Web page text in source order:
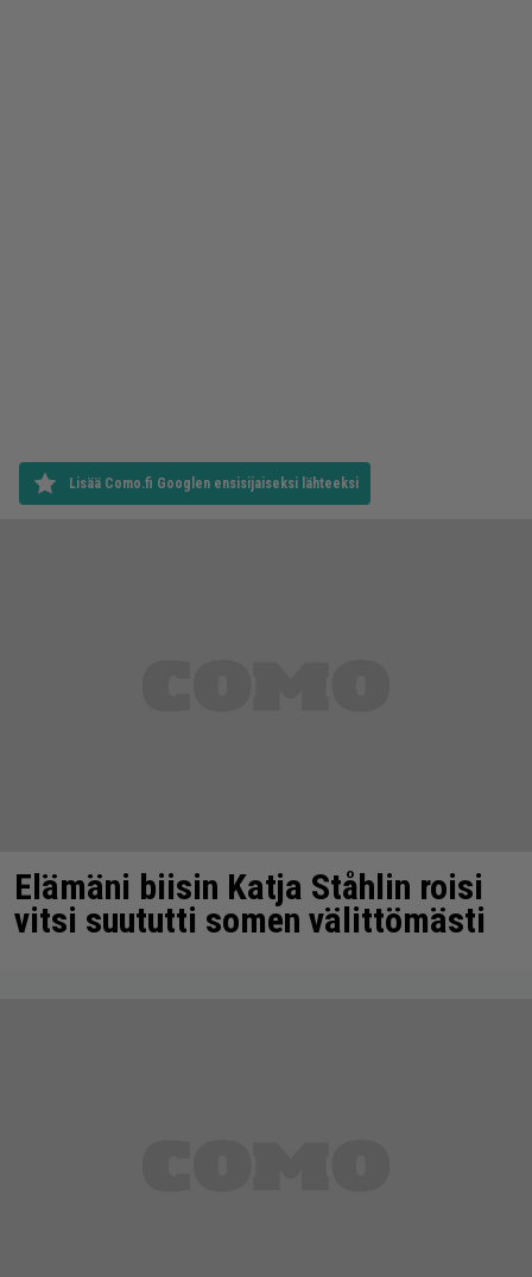
Lisää Como.fi Googlen ensisijaiseksi lähteeksi
Elämäni biisin Katja Ståhlin roisi
vitsi suututti somen välittömästi